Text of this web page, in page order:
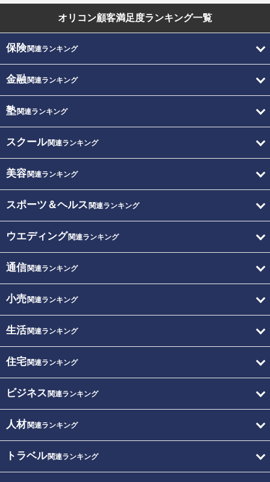
オリコン顧客満足度ランキング一覧
保険関連ランキング
金融関連ランキング
塾関連ランキング
スクール関連ランキング
美容関連ランキング
スポーツ＆ヘルス 関連ランキング
ウエディング関連ランキング
通信関連ランキング
小売関連ランキング
生活関連ランキング
住宅関連ランキング
ビジネス 関連ランキング
人材関連ランキング
トラベル関連ランキング